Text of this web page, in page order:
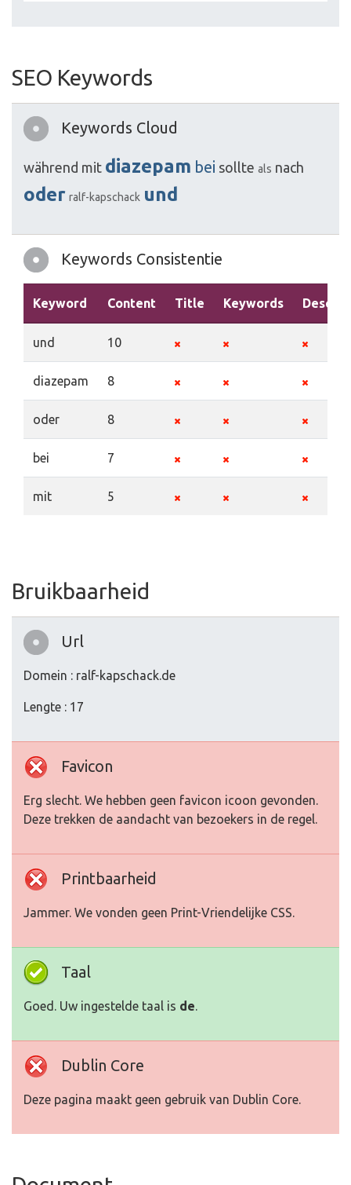
SEO Keywords
Keywords Cloud
während mit diazepam bei sollte als nach
oder ralf-kapschack und
Keywords Consistentie
Keyword Content Title Keywords
und 10
diazepam 8
oder 8
bei 7
mit 5
Bruikbaarheid
Url
Domein : ralf-kapschack.de
Lengte : 17
Favicon
Erg slecht. We hebben geen favicon icoon gevonden.
Deze trekken de aandacht van bezoekers in de regel.
Printbaarheid
Jammer. We vonden geen Print-Vriendelijke CSS.
Taal
Goed. Uw ingestelde taal is de.
Dublin Core
Deze pagina maakt geen gebruik van Dublin Core.